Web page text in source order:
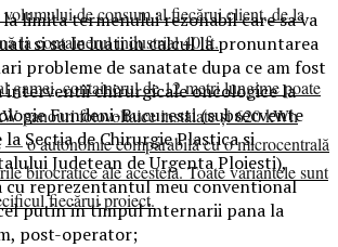
limita termenului rezonabil care sa va
si sa le luati in calcul la pronuntarea
probleme de sanatate dupa ce am fost
interventii chirurgicale oncologice la
Fundeni-Bucuresti (subsecvente
Sectia de Chirurgie Plastica si
Judetean de Urgenta Ploiesti),
reprezentantul meu conventional
putin in timpul internarii pana la
post-operator;
de consum al fiecărui client, de la
la containerul industrial 40 ft.
gamei, containerul de 12 metri lungime poate
panouri fotovoltaice instalate și 620 kWh
— o autonomie comparabilă cu o microcentrală
birocratice ale acesteia. Toate variantele sunt
fiecărui proiect.